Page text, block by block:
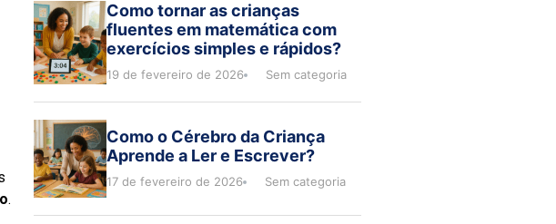
.
Como tornar as crianças
fluentes em matemática com
exercícios simples e rápidos?
19 de fevereiro de 2026 Sem categoria
Como o Cérebro da Criança
Aprende a Ler e Escrever?
17 de fevereiro de 2026 Sem categoria